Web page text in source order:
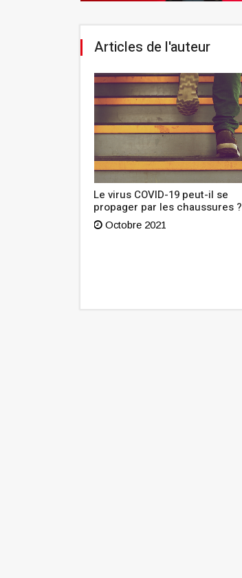
Articles de l'auteur
Le virus COVID-19 peut-il se
propager par les chaussures ?
Octobre 2021